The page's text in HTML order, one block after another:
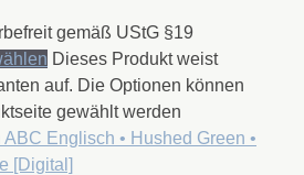
gemäß UStG §19
Dieses Produkt weist
auf. Die Optionen können
gewählt werden